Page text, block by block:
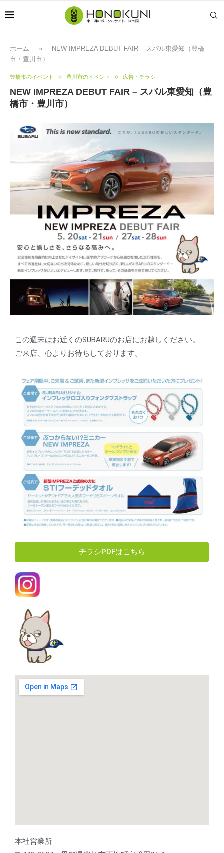
ホーム »
NEW IMPREZA DEBUT FAIR – スバル東愛知（豊橋
市・豊川市）
豊橋市のイベント 豊川市のイベント 広告・チラシ
NEW IMPREZA DEBUT FAIR – スバル東愛知（豊
橋市・豊川市）
この週末はお近くのSUBARUのお店にお越しください。
ご来店、心よりお待ちしております。
チラシPDFはこちら
本社営業所